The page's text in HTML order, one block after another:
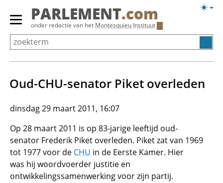
Overslaan
Primair
menu
tonen/verbergen
PARLEMENT.com
onder redactie van het Montesquieu Instituut
Oud-CHU-senator Piket overleden
dinsdag 29 maart 2011, 16:07
Op 28 maart 2011 is op 83-jarige leeftijd oud-
senator Frederik Piket overleden. Piket zat van 1969
tot 1977 voor de CHU in de Eerste Kamer. Hier
was hij woordvoerder justitie en
ontwikkelingssamenwerking voor zijn partij.